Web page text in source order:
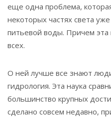
еще одна проблема,
некоторых частях света
питьевой воды. Причем эта
всех.
О ней лучше все знают
гидрология. Эта наука
большинство крупных
сделано совсем недавно,